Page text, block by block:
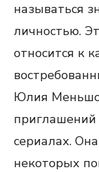
называться
личностью.
относится к
Юлия
сериалах.
некоторых